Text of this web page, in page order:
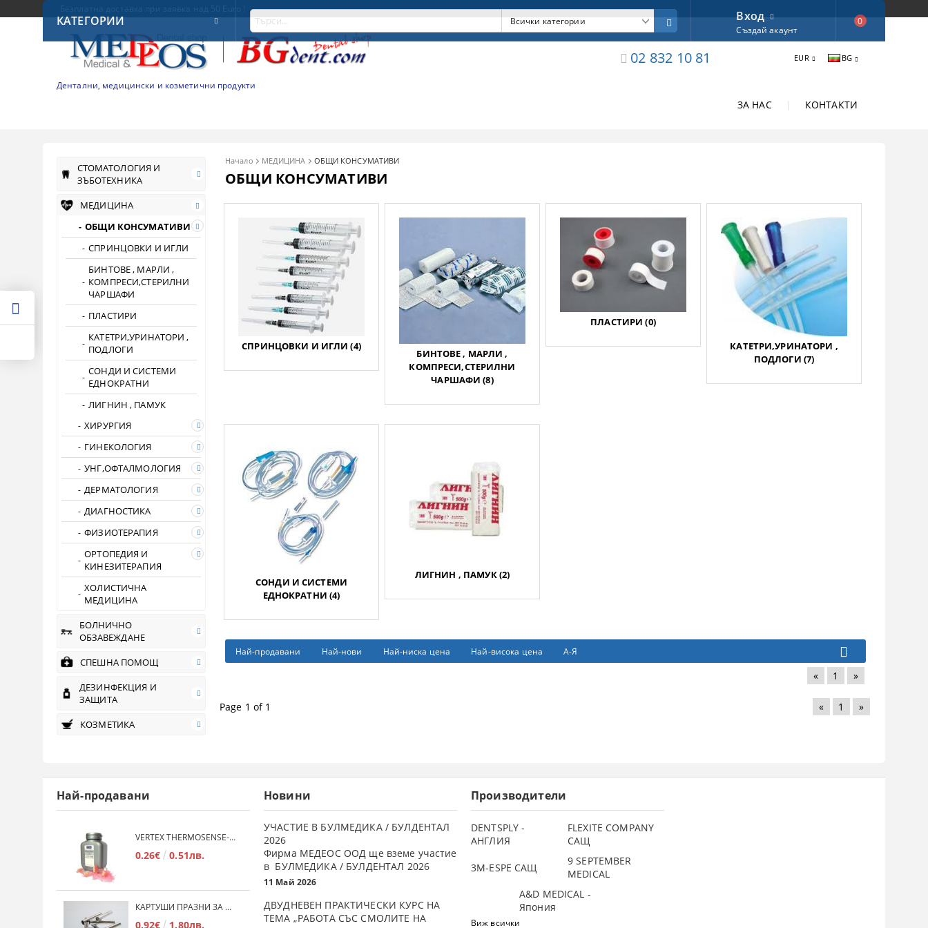
Дентални, медицински и козметични продукти
02 832 10 81 EUR BG
ЗА НАС КОНТАКТИ
КАТЕГОРИИ Вход
Създай акаунт
0
СТОМАТОЛОГИЯ И
ЗЪБОТЕХНИКА
МЕДИЦИНА
ОБЩИ КОНСУМАТИВИ
СПРИНЦОВКИ И ИГЛИ
БИНТОВЕ , МАРЛИ ,
КОМПРЕСИ,СТЕРИЛНИ
ЧАРШАФИ
ПЛАСТИРИ
КАТЕТРИ,УРИНАТОРИ ,
ПОДЛОГИ
СОНДИ И СИСТЕМИ
ЕДНОКРАТНИ
ЛИГНИН , ПАМУК
ХИРУРГИЯ
ГИНЕКОЛОГИЯ
УНГ,ОФТАЛМОЛОГИЯ
ДЕРМАТОЛОГИЯ
ДИАГНОСТИКА
ФИЗИОТЕРАПИЯ
ОРТОПЕДИЯ И
КИНЕЗИТЕРАПИЯ
ХОЛИСТИЧНА
МЕДИЦИНА
БОЛНИЧНО
ОБЗАВЕЖДАНЕ
СПЕШНА ПОМОЩ
ДЕЗИНФЕКЦИЯ И
ЗАЩИТА
КОЗМЕТИКА
Начало МЕДИЦИНА ОБЩИ КОНСУМАТИВИ
ОБЩИ КОНСУМАТИВИ
СПРИНЦОВКИ И ИГЛИ (4)
БИНТОВЕ , МАРЛИ ,
КОМПРЕСИ,СТЕРИЛНИ
ЧАРШАФИ (8)
ПЛАСТИРИ (0)
КАТЕТРИ,УРИНАТОРИ ,
ПОДЛОГИ (7)
СОНДИ И СИСТЕМИ
ЕДНОКРАТНИ (4)
ЛИГНИН , ПАМУК (2)
Най-продавани Най-нови Най-ниска цена Най-висока цена А-Я
« 1 »
Page 1 of 1 « 1 »
Най-продавани
VERTEX THERMOSENSE- ГРАНУЛАТ ЗА МЕКИ ПРОТЕЗИ
0.26€ 0.51лв.
КАРТУШИ ПРАЗНИ ЗА МЕКА ПЛАСТМАСА
0.92€ 1.80лв.
Новини
УЧАСТИЕ В БУЛМЕДИКА / БУЛДЕНТАЛ
2026
Фирма МЕДЕОС ООД ще вземе участие
в БУЛМЕДИКА / БУЛДЕНТАЛ 2026
11 Май 2026
ДВУДНЕВЕН ПРАКТИЧЕСКИ КУРС НА
ТЕМА „РАБОТА СЪС СМОЛИТЕ НА
Производители
DENTSPLY -
АНГЛИЯ
FLEXITE COMPANY
САЩ
3М-ESPE САЩ
9 SEPTEMBER
MEDICAL
A&D MEDICAL -
Япония
Виж всички